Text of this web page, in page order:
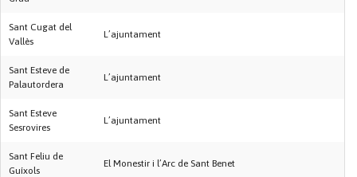
Sant Cugat del
Vallès
L’ajuntament
Sant Esteve de
Palautordera
L’ajuntament
Sant Esteve
Sesrovires
L’ajuntament
Sant Feliu de
Guíxols
El Monestir i l’Arc de Sant Benet